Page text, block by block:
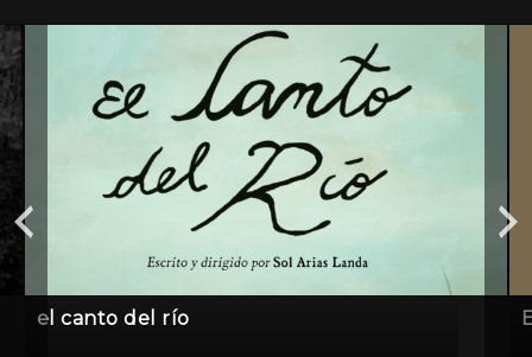
el canto del río